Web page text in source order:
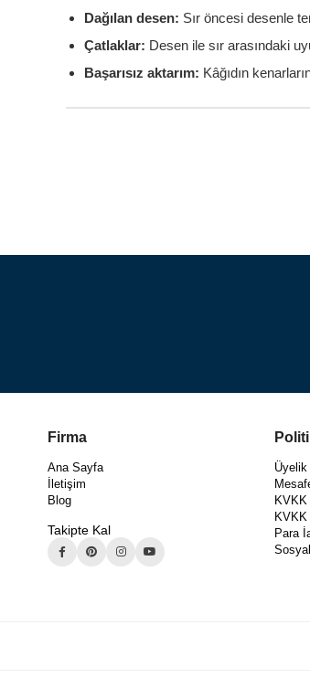
Dağılan desen: Sır öncesi desenle
Çatlaklar: Desen ile sır arasındaki
Başarısız aktarım: Kâğıdın
Firma
Ana Sayfa
İletişim
Blog
Takipte Kal
Üyelik
KVKK
KVKK
Para